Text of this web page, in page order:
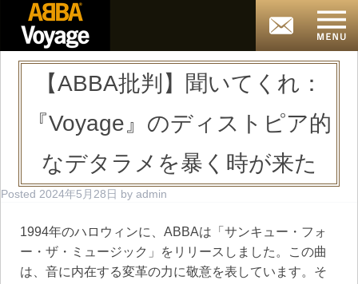
【ABBA批判】聞いてくれ：
『Voyage』のディストピア的
なデタラメを暴く時が来た
Posted 2024年5月28日 by admin
1994年のハロウィンに、ABBAは「サンキュー・フォ
ー・ザ・ミュージック」をリリースしました。この曲
は、音に内在する変革の力に敬意を表しています。そ